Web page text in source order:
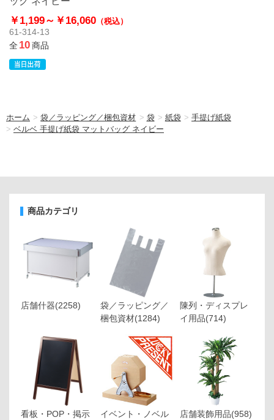
￥1,199～ ￥16,060 （税込）
61-314-13
全10商品
ホーム >袋／ラッピング／梱包資材 > 袋 > 紙袋 > 手提げ紙袋
> ベルベ 手提げ紙袋 マットバッグ ネイビー
商品カテゴリ
店舗什器(2258)
袋／ラッピング／
梱包資材(1284)
陳列・ディスプレ
イ用品(714)
看板・POP・掲示
イベント・ノベル
店舗装飾用品(958)